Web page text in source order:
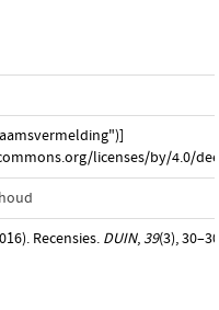
licenses/by/4.0/
Recensies. DUIN, 39(3),